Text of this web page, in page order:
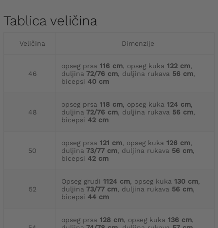
Tablica veličina
Veličina Dimenzije
46
opseg prsa 116 cm, opseg kuka 122 cm,
duljina 72/76 cm, duljina rukava 56 cm,
bicepsi 40 cm
48
opseg prsa 118 cm, opseg kuka 124 cm,
duljina 72/76 cm, duljina rukava 56 cm,
bicepsi 42 cm
50
opseg prsa 121 cm, opseg kuka 126 cm,
duljina 73/77 cm, duljina rukava 56 cm,
bicepsi 42 cm
52
Opseg grudi 1124 cm, opseg kuka 130 cm,
duljina 73/77 cm, duljina rukava 56 cm,
bicepsi 44 cm
opseg prsa 128 cm, opseg kuka 136 cm,